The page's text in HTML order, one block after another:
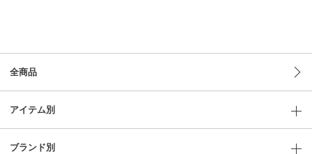
全商品
アイテム別
ブランド別